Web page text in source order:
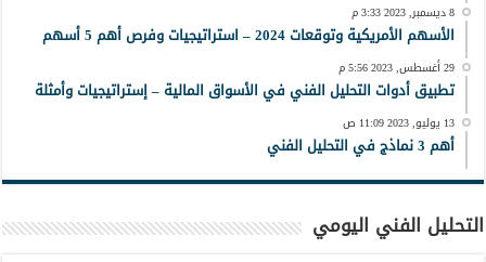
8 ديسمبر, 2023 3:33 م
الأسهم الأمريكية وتوقعات 2024 – استراتيجيات وفرص أهم 5 أسهم
29 أغسطس, 2023 5:56 م
تطبيق أدوات التحليل الفني في الأسواق المالية – إستراتيجيات وأمثلة
13 يوليو, 2023 11:09 ص
أهم 3 نماذج في التحليل الفني
التحليل الفني اليومي